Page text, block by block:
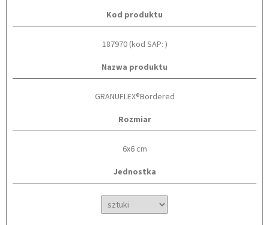
Kod produktu
187970 (kod SAP: )
Nazwa produktu
GRANUFLEX®Bordered
Rozmiar
6x6 cm
Jednostka